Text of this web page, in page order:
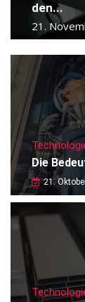
den...
21.
Die
21.